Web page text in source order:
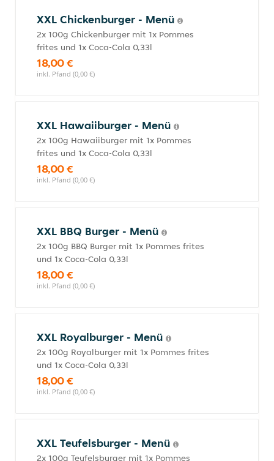
XXL Chickenburger - Menü
2x 100g Chickenburger mit 1x Pommes
frites und 1x Coca-Cola 0,33l
18,00 €
inkl. Pfand (0,00 €)
XXL Hawaiiburger - Menü
2x 100g Hawaiiburger mit 1x Pommes
frites und 1x Coca-Cola 0,33l
18,00 €
inkl. Pfand (0,00 €)
XXL BBQ Burger - Menü
2x 100g BBQ Burger mit 1x Pommes frites
und 1x Coca-Cola 0,33l
18,00 €
inkl. Pfand (0,00 €)
XXL Royalburger - Menü
2x 100g Royalburger mit 1x Pommes frites
und 1x Coca-Cola 0,33l
18,00 €
inkl. Pfand (0,00 €)
XXL Teufelsburger - Menü
2x 100g Teufelsburger mit 1x Pommes